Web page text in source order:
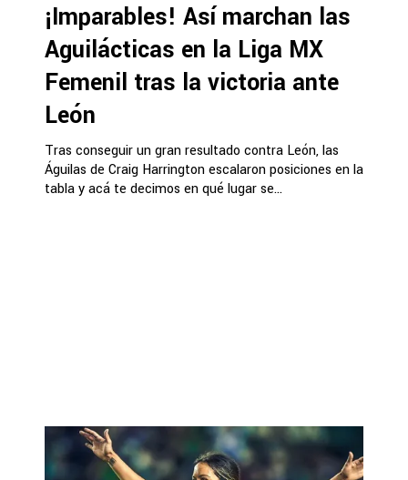
¡Imparables! Así marchan las
Aguilácticas en la Liga MX
Femenil tras la victoria ante
León
Tras conseguir un gran resultado contra León, las
Águilas de Craig Harrington escalaron posiciones en la
tabla y acá te decimos en qué lugar se...